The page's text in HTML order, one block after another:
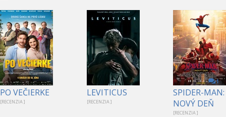
PO VEČIERKE
[RECENZIA ]
LEVITICUS
[RECENZIA ]
1
SPIDER-MAN:
NOVÝ DEŇ
[RECENZIA ]